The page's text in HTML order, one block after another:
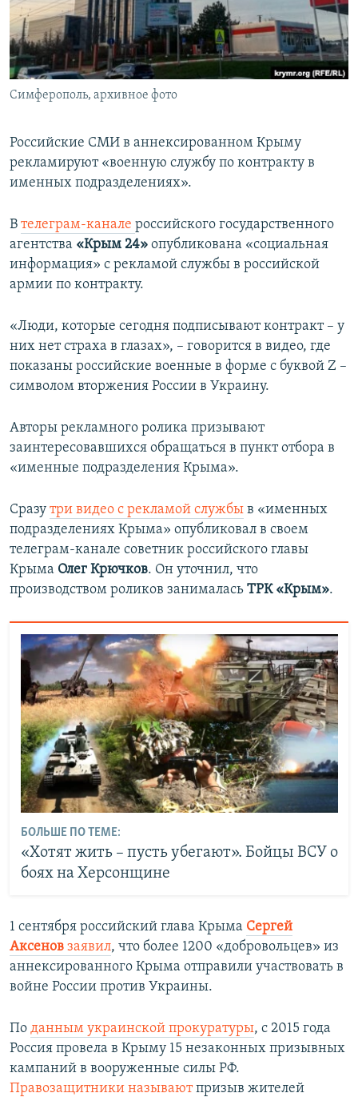
ПОБЕДИТЕЛЕЙ НЕ СУДЯТ?
КРЫМ.НЕПОКОРЕННЫЙ
ELIFBE
УКРАИНСКАЯ ПРОБЛЕМА КРЫМА
ПРИСОЕДИНЯЙТЕСЬ!
Симферополь, архивное фото
Российские СМИ в аннексированном Крыму
рекламируют «военную службу по контракту в
именных подразделениях».
В телеграм-канале российского государственного
агентства «Крым 24» опубликована «социальная
информация» с рекламой службы в российской
армии по контракту.
«Люди, которые сегодня подписывают контракт – у
них нет страха в глазах», – говорится в видео, где
показаны российские военные в форме с буквой Z –
символом вторжения России в Украину.
Авторы рекламного ролика призывают
заинтересовавшихся обращаться в пункт отбора в
«именные подразделения Крыма».
Сразу три видео с рекламой службы в «именных
подразделениях Крыма» опубликовал в своем
телеграм-канале советник российского главы
Крыма Олег Крючков. Он уточнил, что
производством роликов занималась ТРК «Крым».
БОЛЬШЕ ПО ТЕМЕ:
«Хотят жить – пусть убегают». Бойцы ВСУ о
боях на Херсонщине
1 сентября российский глава Крыма Сергей
Аксенов заявил, что более 1200 «добровольцев» из
аннексированного Крыма отправили участвовать в
войне России против Украины.
По данным украинской прокуратуры, с 2015 года
Россия провела в Крыму 15 незаконных призывных
кампаний в вооруженные силы РФ.
Правозащитники называютпризыв жителей